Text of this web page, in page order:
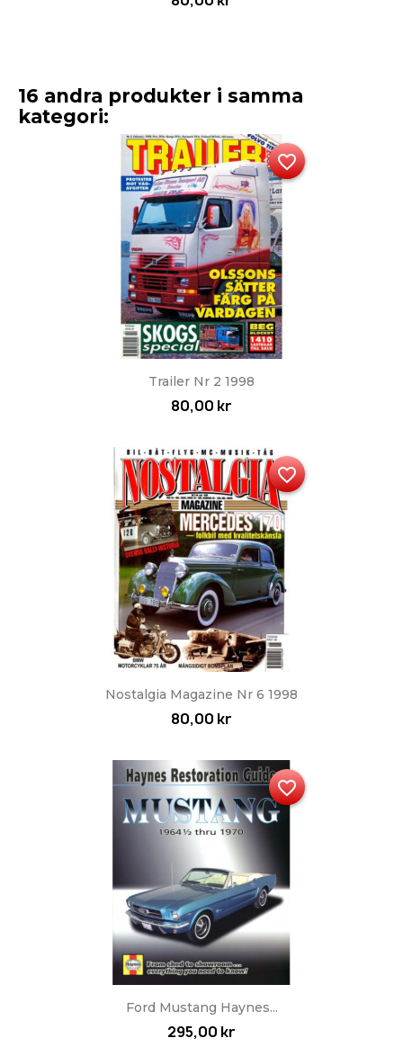
16 andra produkter i samma
kategori:
Trailer Nr 2 1998
80,00 kr
favorite_border
Nostalgia Magazine Nr 6 1998
80,00 kr
favorite_border
Ford Mustang Haynes...
295,00 kr
favorite_border